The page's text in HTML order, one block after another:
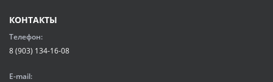
КОНТАКТЫ
Телефон:
8 (903) 134-16-08
E-mail: